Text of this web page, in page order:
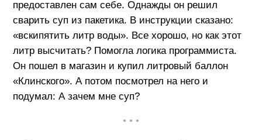
предоставлен сам себе. Однажды он решил
сварить суп из пакетика. В инструкции сказано:
«вскипятить литр воды». Все хорошо, но как этот
литр высчитать? Помогла логика программиста.
Он пошел в магазин и купил литровый баллон
«Клинского». А потом посмотрел на него и
подумал: А зачем мне суп?
• • •